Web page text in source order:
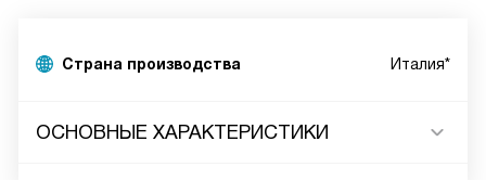
Страна производства Италия*
ОСНОВНЫЕ ХАРАКТЕРИСТИКИ